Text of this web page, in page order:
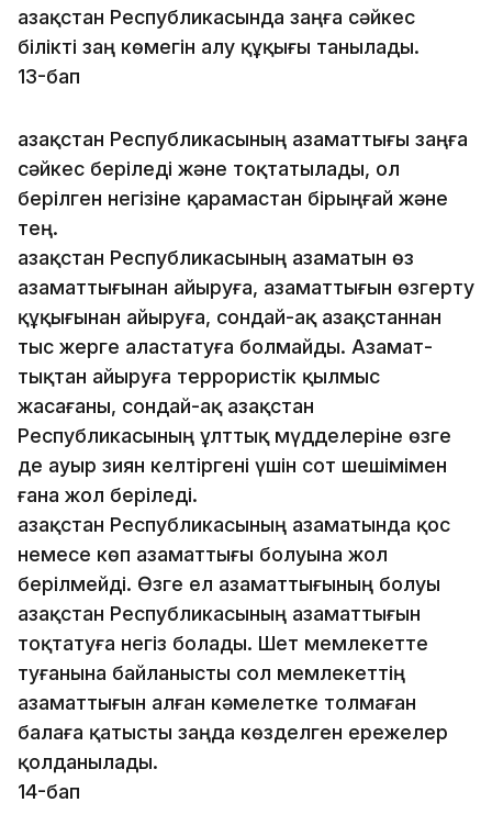
Қазақстан Республикасында заңға сәйкес
біліктi заң көмегін алу құқығы танылады.
13-бап
Қазақстан Республикасының азаматтығы заңға
сәйкес беріледі және тоқтатылады, ол
берілген негізіне қарамастан бiрыңғай және
тең.
Қазақстан Республикасының азаматын өз
азаматты­ғы­нан айыруға, азаматтығын өзгерту
құқығынан айыруға,­ сон­дай-ақ Қазақстаннан
тыс жерге аластатуға болмайды. Аза­мат­­
тықтан айыруға террористік қылмыс
жасағаны, сондай-ақ Қа­зақстан
Республикасының ұлттық мүдделеріне өзге
де ауыр зиян келтіргені үшін сот шешімімен
ғана жол беріледі.
Қазақстан Республикасының азаматында қос
немесе көп азаматтығы болуына жол
берілмейді. Өзге ел азаматтығының болуы
Қазақстан Республикасының азаматтығын
тоқтатуға негіз болады. Шет мемлекетте
туғанына байланысты сол мемлекеттің
азаматтығын алған кәмелетке толмаған
балаға қатысты заңда көзделген ережелер
қолданылады.
14-бап